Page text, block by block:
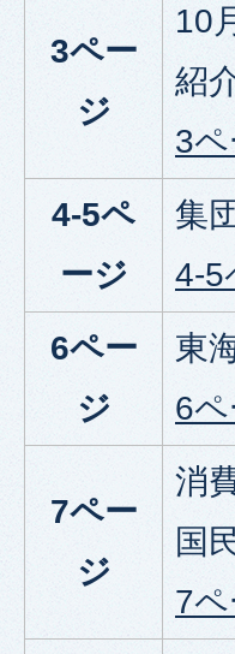
3ペー
ジ
10
紹
3
4-5ペ
ージ
集
4-5
6ペー
ジ
東
6
7ペー
ジ
消
国
7